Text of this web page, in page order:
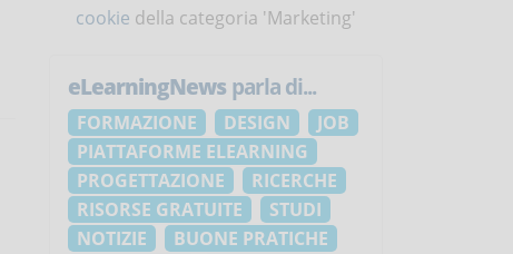
cookie della categoria 'Marketing'
eLearningNews parla di...
FORMAZIONE DESIGN
JOB
PIATTAFORME ELEARNING
PROGETTAZIONE
RICERCHE
RISORSE GRATUITE
STUDI
NOTIZIE
BUONE PRATICHE